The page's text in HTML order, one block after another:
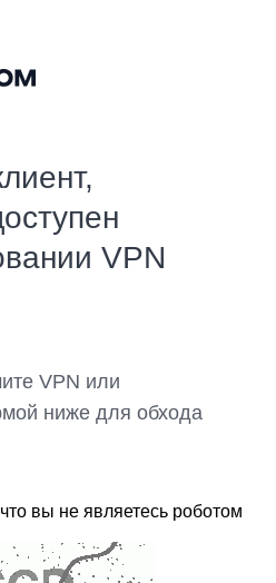
VPN
VPN или
ниже для обхода
вы не являетесь роботом